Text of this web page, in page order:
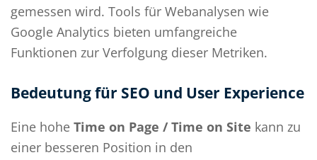
gemessen wird. Tools für Webanalysen wie
Google Analytics bieten umfangreiche
Funktionen zur Verfolgung dieser Metriken.
Bedeutung für SEO und User Experience
Eine hohe Time on Page / Time on Site kann zu
einer besseren Position in den